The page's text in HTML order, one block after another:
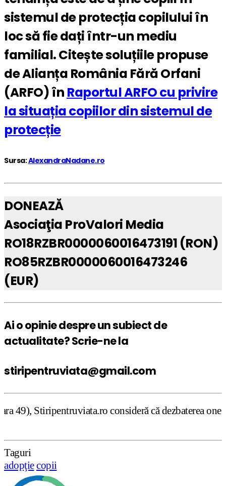
sistemul de protecția copilului în
loc să fie dați într-un mediu
familial. Citește soluțiile propuse
de Alianța România Fără Orfani
(ARFO) în Raportul ARFO cu privire
la situația copiilor din sistemul de
protecție
Sursa:AlexandraNadane.ro
DONEAZĂ
Asociaţia ProValori Media
RO18RZBR0000060016473191 (RON)
RO85RZBR0000060016473246
(EUR)
Ai o opinie despre un subiect de
actualitate? Scrie-ne la
stiripentruviata@gmail.com
consideră că dezbaterea onestă şi
Taguri
adopţiecopii